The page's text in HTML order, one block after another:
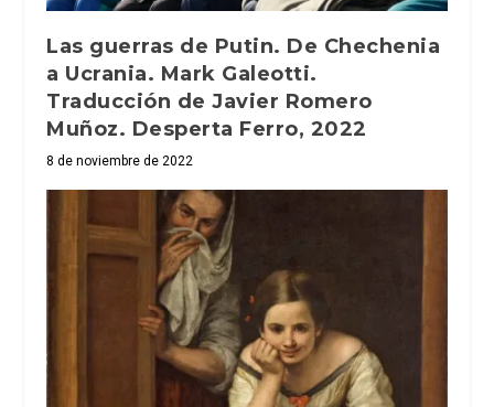
Las guerras de Putin. De Chechenia
a Ucrania. Mark Galeotti.
Traducción de Javier Romero
Muñoz. Desperta Ferro, 2022
8 de noviembre de 2022